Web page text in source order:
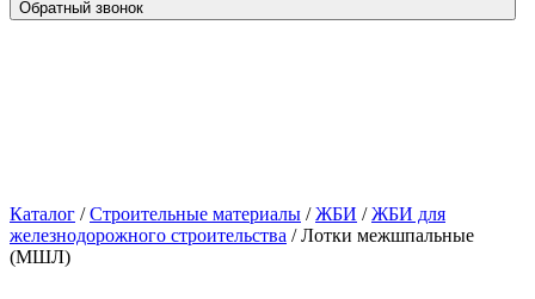
Обратный звонок
Каталог /Строительные материалы /ЖБИ /ЖБИ для
железнодорожного строительства /Лотки межшпальные
(МШЛ)